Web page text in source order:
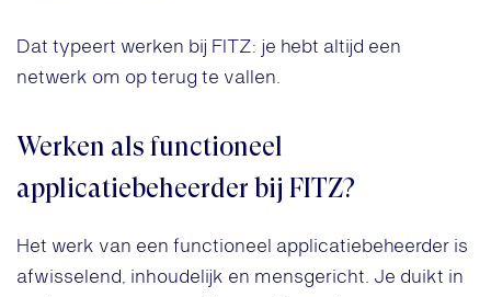
Dat typeert werken bij FITZ: je hebt altijd een
netwerk om op terug te vallen.
Werken als functioneel
applicatiebeheerder bij FITZ?
Het werk van een functioneel applicatiebeheerder is
afwisselend, inhoudelijk en mensgericht. Je duikt in